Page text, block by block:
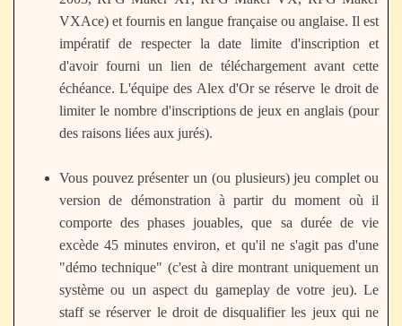
VXAce) et fournis en langue française ou anglaise. Il est
impératif de respecter la date limite d'inscription et
d'avoir fourni un lien de téléchargement avant cette
échéance. L'équipe des Alex d'Or se réserve le droit de
limiter le nombre d'inscriptions de jeux en anglais (pour
des raisons liées aux jurés).
Vous pouvez présenter un (ou plusieurs) jeu complet ou
version de démonstration à partir du moment où il
comporte des phases jouables, que sa durée de vie
excède 45 minutes environ, et qu'il ne s'agit pas d'une
"démo technique" (c'est à dire montrant uniquement un
système ou un aspect du gameplay de votre jeu). Le
staff se réserver le droit de disqualifier les jeux qui ne